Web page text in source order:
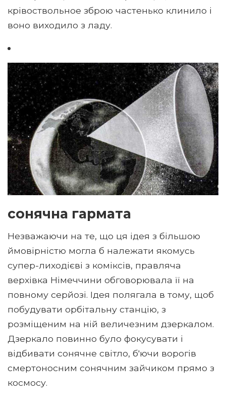
крівоствольное зброю частенько клинило і
воно виходило з ладу.
сонячна гармата
Незважаючи на те, що ця ідея з більшою
ймовірністю могла б належати якомусь
супер-лиходієві з коміксів, правляча
верхівка Німеччини обговорювала її на
повному серйозі. Ідея полягала в тому, щоб
побудувати орбітальну станцію, з
розміщеним на ній величезним дзеркалом.
Дзеркало повинно було фокусувати і
відбивати сонячне світло, б'ючи ворогів
смертоносним сонячним зайчиком прямо з
космосу.